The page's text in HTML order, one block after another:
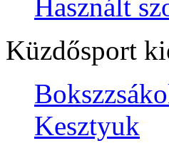
Használt
Küzdősport
Kesztyuk